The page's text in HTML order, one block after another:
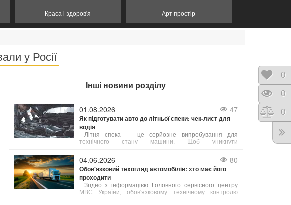
Краса і здоров'я Арт простір
у Росії
Інші новини розділу
01.08.2026 47
Як підготувати авто до літньої спеки: чек-лист для
водія
Літня спека — це серйозне випробування для
технічного стану машини. Щоб уникнути
04.06.2026 80
Обов'язковий техогляд автомобілів: хто має його
проходити
Згідно з інформацією Головного сервісного центру
МВС України, обов'язковому технічному контролю
0
0
0